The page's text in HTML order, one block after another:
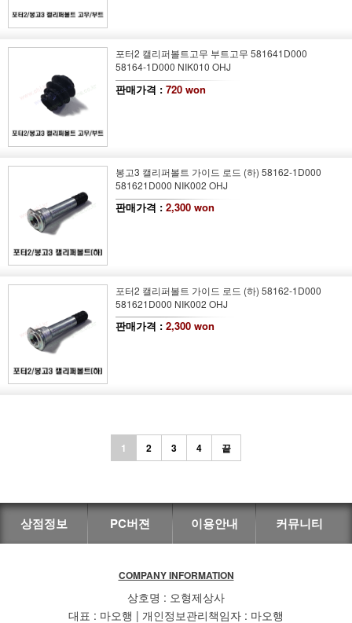
포터2 캘리퍼볼트고무 부트고무 581641D000
58164-1D000 NIK010 OHJ
판매가격 : 720 won
봉고3 캘리퍼볼트 가이드 로드 (하) 58162-1D000
581621D000 NIK002 OHJ
판매가격 : 2,300 won
포터2 캘리퍼볼트 가이드 로드 (하) 58162-1D000
581621D000 NIK002 OHJ
판매가격 : 2,300 won
1 2 3 4 끝
상점정보 PC버젼 이용안내 커뮤니티
COMPANY INFORMATION
상호명 : 오형제상사
대표 : 마오행 | 개인정보관리책임자 : 마오행